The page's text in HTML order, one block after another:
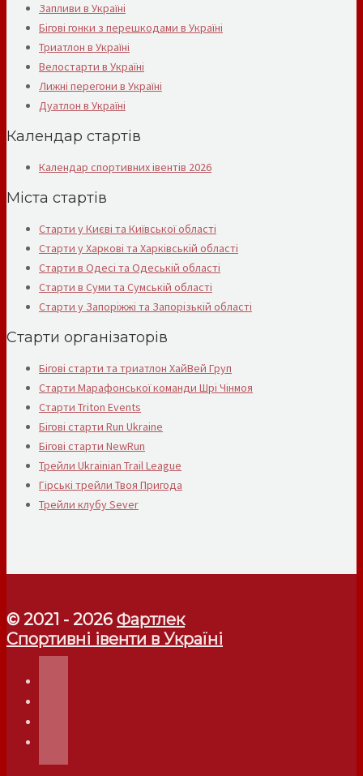
Запливи в Україні
Бігові гонки з перешкодами в Україні
Триатлон в Україні
Велостарти в Україні
Лижні перегони в Україні
Дуатлон в Україні
Календар стартів
Календар спортивних івентів 2026
Міста стартів
Старти у Києві та Київської області
Старти у Харкові та Харківській області
Старти в Одесі та Одеській області
Старти в Суми та Сумській області
Старти у Запоріжжі та Запорізькій області
Старти організаторів
Бігові старти та триатлон ХайВей Груп
Старти Марафонської команди Шрі Чінмоя
Старти Triton Events
Бігові старти Run Ukraine
Бігові старти NewRun
Трейли Ukrainian Trail League
Гірські трейли Твоя Пригода
Трейли клубу Sever
© 2021 - 2026 Фартлек
Спортивні івенти в Україні